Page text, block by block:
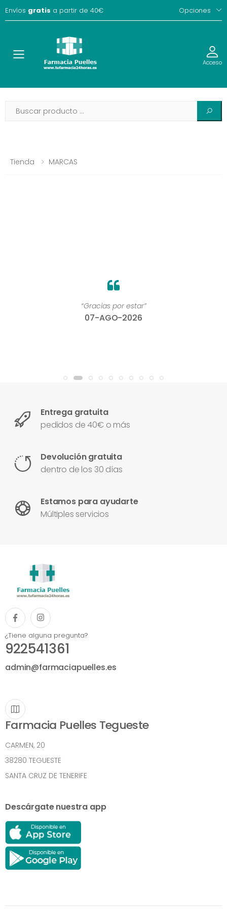
Envíos gratis a partir de 40€ Opciones
Toggle Acceso
Tienda MARCAS
“Gracias por estar”
07-AGO-2026
Entrega gratuita
pedidos de 40€ o más
Devolución gratuita
dentro de los 30 días
Estamos para ayudarte
Múltiples servicios
¿Tiene alguna pregunta?
922541361
admin@farmaciapuelles.es
Farmacia Puelles Tegueste
CARMEN, 20
38280 TEGUESTE
SANTA CRUZ DE TENERIFE
Descárgate nuestra app